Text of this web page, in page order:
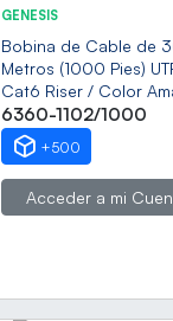
GENESIS
Bobina de Cable de
Metros (1000 Pies)
Cat6 Riser / Color
/ UL, CMR, Probado a
Mhz / Para
CCTV, Redes de
Megapixel, Control
6360-1102/1000
+500
Acceder a mi